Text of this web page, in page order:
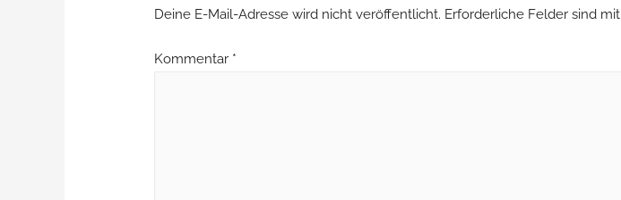
Deine E-Mail-Adresse wird nicht veröffentlicht. Erforderliche Felder sind mit
Kommentar *